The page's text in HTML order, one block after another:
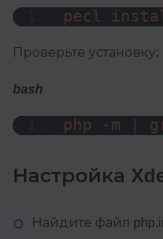
pecl
Проверьте установку:
bash
php -m
Настройка
Найдите файл